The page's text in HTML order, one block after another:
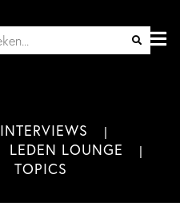
INTERVIEWS
LEDEN LOUNGE
TOPICS